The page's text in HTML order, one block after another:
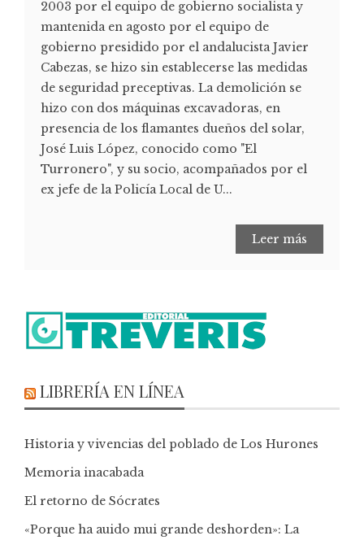
2003 por el equipo de gobierno socialista y
mantenida en agosto por el equipo de
gobierno presidido por el andalucista Javier
Cabezas, se hizo sin establecerse las medidas
de seguridad preceptivas. La demolición se
hizo con dos máquinas excavadoras, en
presencia de los flamantes dueños del solar,
José Luis López, conocido como "El
Turronero", y su socio, acompañados por el
ex jefe de la Policía Local de U...
Leer más
LIBRERÍA EN LÍNEA
Historia y vivencias del poblado de Los Hurones
Memoria inacabada
El retorno de Sócrates
«Porque ha auido mui grande deshorden»: La